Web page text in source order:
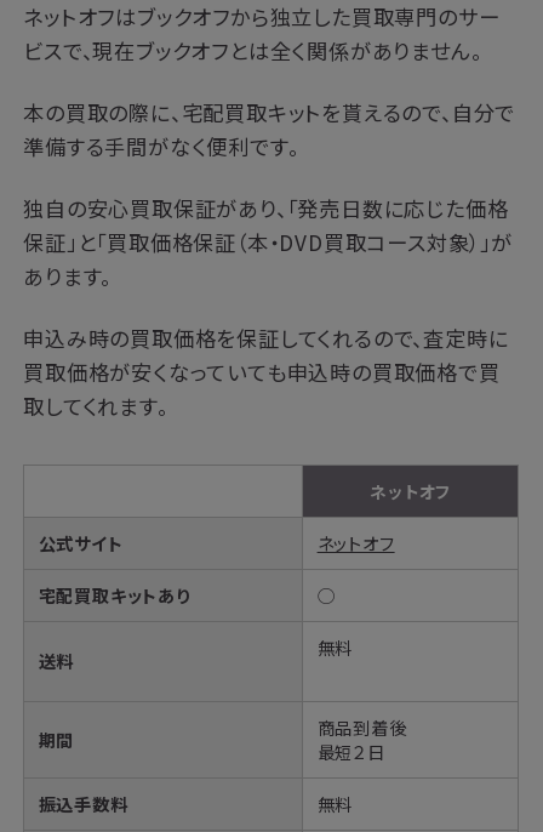
ネットオフはブックオフから独立した買取専門のサー
ビスで、現在ブックオフとは全く関係がありません。
本の買取の際に、宅配買取キットを貰えるので、自分で
準備する手間がなく便利です。
独自の安心買取保証があり、「発売日数に応じた価格
保証」と「買取価格保証（本・DVD買取コース対象）」が
あります。
申込み時の買取価格を保証してくれるので、査定時に
買取価格が安くなっていても申込時の買取価格で買
取してくれます。
ネットオフ
公式サイト ネットオフ
宅配買取キットあり ◯
送料
無料
期間
商品到着後
最短２日
振込手数料 無料